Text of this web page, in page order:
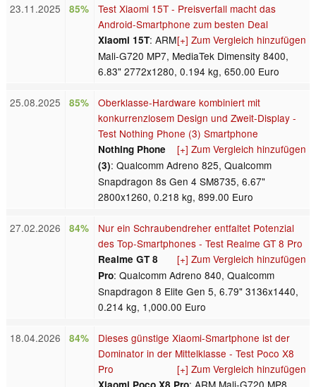
23.11.2025 85%
Test Xiaomi 15T - Preisverfall macht das
Android-Smartphone zum besten Deal
[+] Zum Vergleich hinzufügen
Xiaomi 15T: ARM
Mali-G720 MP7, MediaTek Dimensity 8400,
6.83" 2772x1280, 0.194 kg, 650.00 Euro
25.08.2025 85%
Oberklasse-Hardware kombiniert mit
konkurrenzlosem Design und Zweit-Display -
Test Nothing Phone (3) Smartphone
[+] Zum Vergleich hinzufügen
Nothing Phone
(3): Qualcomm Adreno 825, Qualcomm
Snapdragon 8s Gen 4 SM8735, 6.67"
2800x1260, 0.218 kg, 899.00 Euro
27.02.2026 84%
Nur ein Schraubendreher entfaltet Potenzial
des Top-Smartphones - Test Realme GT 8 Pro
[+] Zum Vergleich hinzufügen
Realme GT 8
Pro: Qualcomm Adreno 840, Qualcomm
Snapdragon 8 Elite Gen 5, 6.79" 3136x1440,
0.214 kg, 1,000.00 Euro
18.04.2026 84%
Dieses günstige Xiaomi-Smartphone ist der
Dominator in der Mittelklasse - Test Poco X8
Pro
[+] Zum Vergleich hinzufügen
: ARM Mali-G720 MP8,